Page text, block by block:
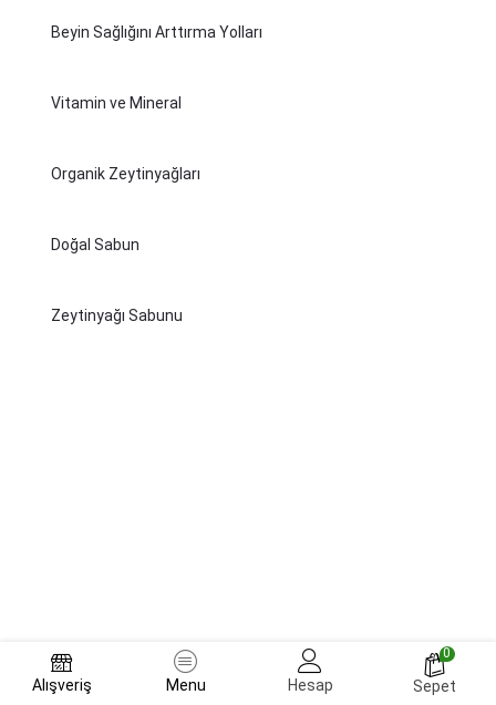
Alışveriş Menu Hesap
0
Sepet
Beyin Sağlığını Arttırma Yolları
Vitamin ve Mineral
Organik Zeytinyağları
Doğal Sabun
Zeytinyağı Sabunu